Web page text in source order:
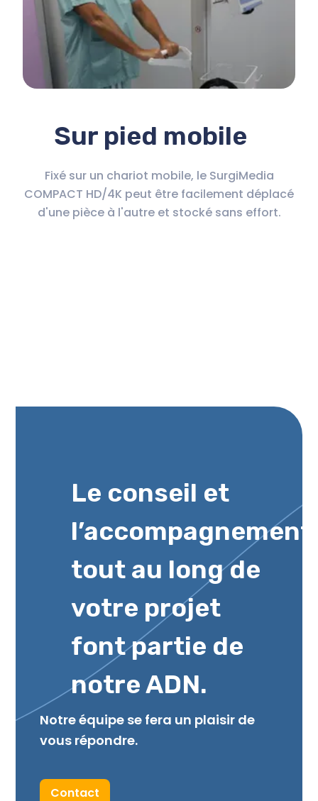
Sur pied mobile
Fixé sur un chariot mobile, le SurgiMedia
COMPACT HD/4K peut être facilement déplacé
d'une pièce à l'autre et stocké sans effort.
Le conseil et
l’accompagnement
tout au long de
votre projet
font partie de
notre ADN.
Notre équipe se fera un plaisir de
vous répondre.
Contact